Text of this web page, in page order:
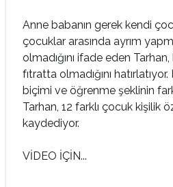
Anne babanın gerek kendi
çocuklar arasında ayrım
olmadığını ifade eden
fıtratta olmadığını
biçimi ve öğrenme şeklinin
Tarhan, 12 farklı çocuk kişilik
kaydediyor.
VİDEO İÇİN...